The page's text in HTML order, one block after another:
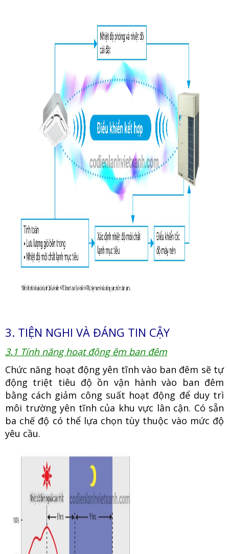
3. TIỆN NGHI VÀ ĐÁNG TIN CẬY
3.1 Tính năng hoạt động êm ban đêm
Chức năng hoạt động yên tĩnh vào ban đêm sẽ tự
động triệt tiêu độ ồn vận hành vào ban đêm
bằng cách giảm công suất hoạt động để duy trì
môi trường yên tĩnh của khu vực lân cận. Có sẵn
ba chế độ có thể lựa chọn tùy thuộc vào mức độ
yêu cầu.